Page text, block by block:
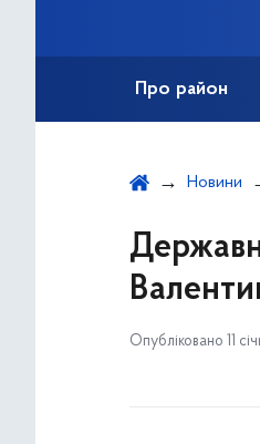
Про район
Новини
Опубліковано 11